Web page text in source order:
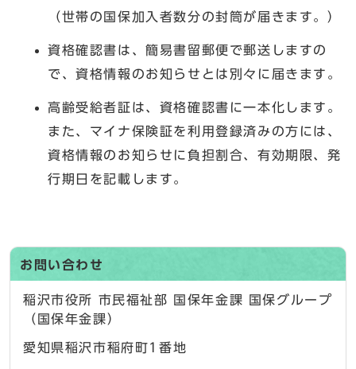
（世帯の国保加入者数分の封筒が届きます。）
資格確認書は、簡易書留郵便で郵送しますの
で、資格情報のお知らせとは別々に届きます。
高齢受給者証は、資格確認書に一本化します。
また、マイナ保険証を利用登録済みの方には、
資格情報のお知らせに負担割合、有効期限、発
行期日を記載します。
お問い合わせ
稲沢市役所 市民福祉部 国保年金課 国保グループ
（国保年金課）
愛知県稲沢市稲府町1番地